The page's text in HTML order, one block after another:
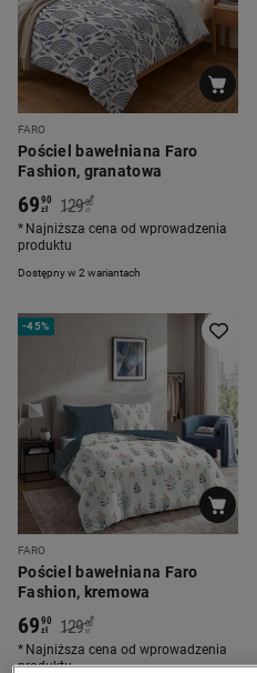
FARO
Pościel bawełniana Faro
Fashion, granatowa
Dostępny w 2 wariantach
6990
zł 129 00
zł
*
Najniższa cena od wprowadzenia
produktu
-45%
FARO
Pościel bawełniana Faro
Fashion, kremowa
6990
zł 129 00
zł
*
Najniższa cena od wprowadzenia
produktu